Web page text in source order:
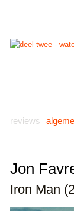
reviews
Jon
Iron Man